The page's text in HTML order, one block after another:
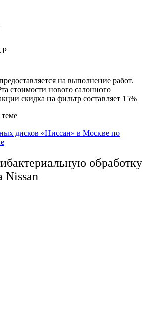
на выполнение работ.
стоимости нового салонного
скидка на фильтр составляет 15%
дисков «Ниссан» в Москве по
обработку
Nissan